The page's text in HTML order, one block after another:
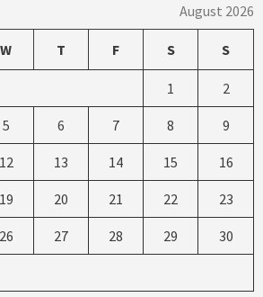
August 2026
W T F S S
1 2
5 6 7 8 9
12 13 14 15 16
19 20 21 22 23
26 27 28 29 30